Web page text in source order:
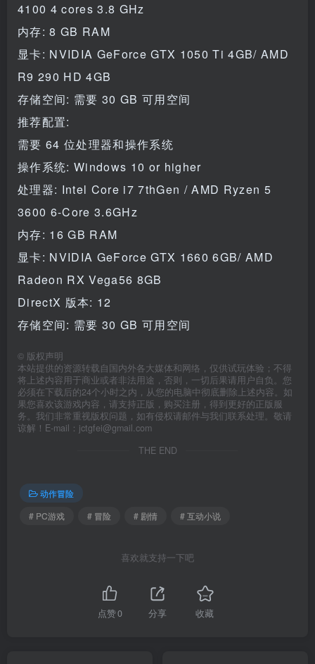
4100 4 cores 3.8 GHz
内存: 8 GB RAM
显卡: NVIDIA GeForce GTX 1050 Ti 4GB/ AMD
R9 290 HD 4GB
存储空间: 需要 30 GB 可用空间
推荐配置:
需要 64 位处理器和操作系统
操作系统: Windows 10 or higher
处理器: Intel Core i7 7thGen / AMD Ryzen 5
3600 6-Core 3.6GHz
内存: 16 GB RAM
显卡: NVIDIA GeForce GTX 1660 6GB/ AMD
Radeon RX Vega56 8GB
DirectX 版本: 12
存储空间: 需要 30 GB 可用空间
© 版权声明
本站提供的资源转载自国内外各大媒体和网络，仅供试玩体验；不得
将上述内容用于商业或者非法用途，否则，一切后果请用户自负。您
必须在下载后的24个小时之内，从您的电脑中彻底删除上述内容。如
果您喜欢该游戏内容，请支持正版，购买注册，得到更好的正版服
务。我们非常重视版权问题，如有侵权请邮件与我们联系处理。敬请
谅解！E-mail：jctgfei@gmail.com
THE END
动作冒险
# PC游戏
# 冒险 # 剧情 # 互动小说
喜欢就支持一下吧
点赞0 分享 收藏